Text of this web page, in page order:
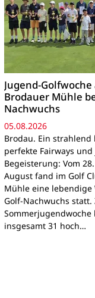
Jugend-
Brodauer Mühle
Nachwuchs
05.08.2026
Brodau. Ein strahlend
perfekte Fairways
Begeisterung: Vom
August fand im Golf
Mühle eine lebendige
Golf-Nachwuchs
Sommerjugendwoche
insgesamt 31 hoch…